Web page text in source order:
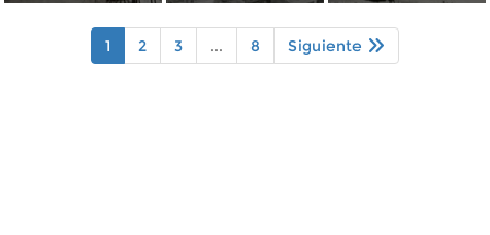
1 2 3 ... 8 Siguiente